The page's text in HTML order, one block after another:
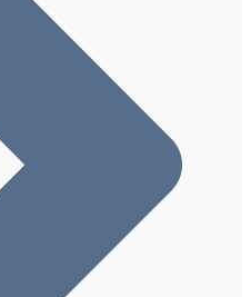
(EmployerAggregateRating) 结
结构化数据
结构化数据
结构化数据
FAQ（FAQPage、Question、
数据
结构化数据
的图片元数据